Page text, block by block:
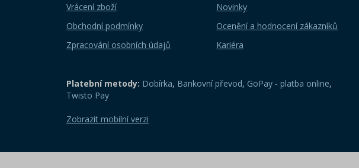
Vrácení zboží
Obchodní podmínky
Zpracování osobních údajů
Novinky
Ocenění a hodnocení zákazníků
Kariéra
Platební metody: Dobírka, Bankovní převod, GoPay - platba online,
Twisto Pay
Zobrazit mobilní verzi